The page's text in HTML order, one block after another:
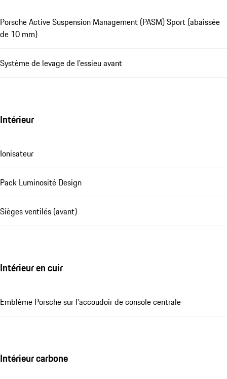
Porsche Active Suspension Management (PASM) Sport (abaissée
de 10 mm)
Système de levage de l'essieu avant
Intérieur
Ionisateur
Pack Luminosité Design
Sièges ventilés (avant)
Intérieur en cuir
Emblème Porsche sur l'accoudoir de console centrale
Intérieur carbone